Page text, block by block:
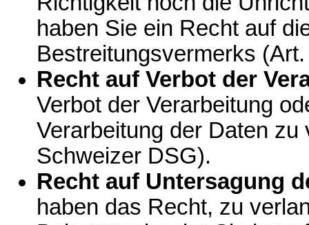
haben Sie ein Recht auf
Bestreitungsvermerks
Recht auf Verbot der
Verbot der Verarbeitung
Verarbeitung der Daten
Schweizer DSG).
Recht auf Untersagung
haben das Recht, zu